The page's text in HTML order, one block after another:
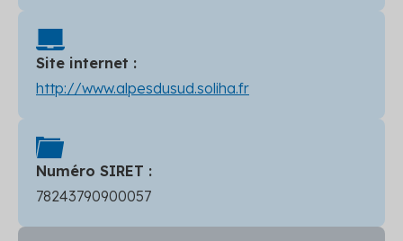
Site internet :
http://www.alpesdusud.soliha.fr
Numéro SIRET :
78243790900057